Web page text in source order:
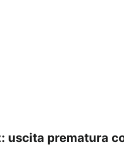
uscita prematura